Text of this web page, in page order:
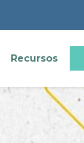
Recursos